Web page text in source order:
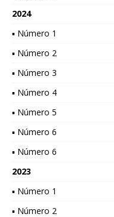
2024
▪ Número 1
▪ Número 2
▪ Número 3
▪ Número 4
▪ Número 5
▪ Número 6
▪ Número 6
2023
▪ Número 1
▪ Número 2